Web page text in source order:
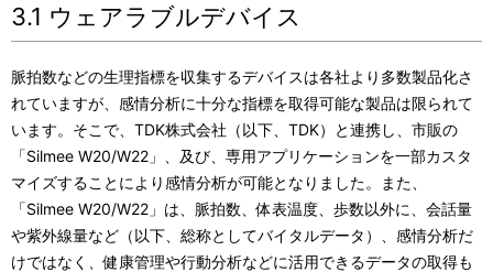
3.1 ウェアラブルデバイス
脈拍数などの生理指標を収集するデバイスは各社より多数製品化さ
れていますが、感情分析に十分な指標を取得可能な製品は限られて
います。そこで、TDK株式会社（以下、TDK）と連携し、市販の
「Silmee W20/W22」、及び、専用アプリケーションを一部カスタ
マイズすることにより感情分析が可能となりました。また、
「Silmee W20/W22」は、脈拍数、体表温度、歩数以外に、会話量
や紫外線量など（以下、総称としてバイタルデータ）、感情分析だ
けではなく、健康管理や行動分析などに活用できるデータの取得も